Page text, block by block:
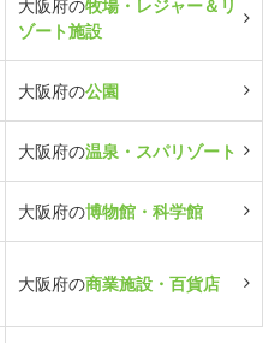
大阪府の牧場・レジャー＆リ
ゾート施設
大阪府の公園
大阪府の温泉・スパリゾート
大阪府の博物館・科学館
大阪府の商業施設・百貨店